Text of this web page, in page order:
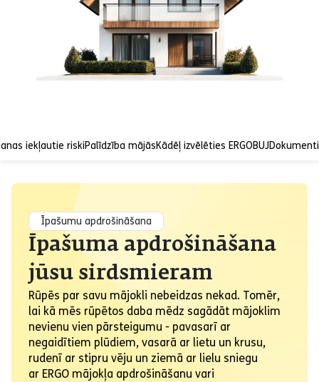
iekļautie riskiPalīdzība mājāsKādēļ izvēlēties ERGOBUJDokumenti
Īpašumu apdrošināšana
Īpašuma apdrošināšana
jūsu sirdsmieram
Rūpēs par savu mājokli nebeidzas nekad. Tomēr,
lai kā mēs rūpētos daba mēdz sagādāt mājoklim
nevienu vien pārsteigumu - pavasarī ar
negaidītiem plūdiem, vasarā ar lietu un krusu,
rudenī ar stipru vēju un ziemā ar lielu sniegu
ar ERGO mājokļa apdrošināšanu vari